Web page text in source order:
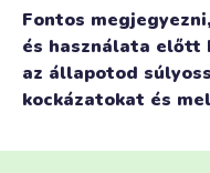
Fontos
és használata előtt
az állapotod
kockázatokat és